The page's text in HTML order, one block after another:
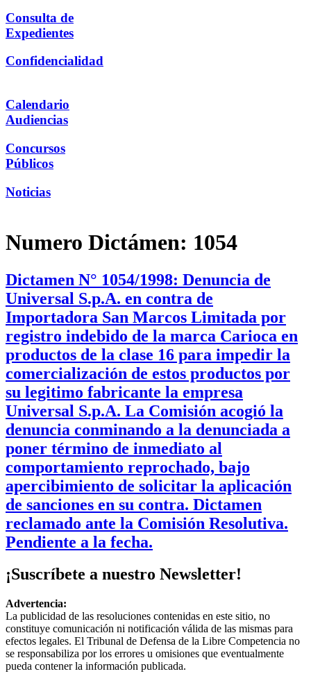
Consulta de
Expedientes
Confidencialidad
Calendario
Audiencias
Concursos
Públicos
Noticias
Numero Dictámen: 1054
Dictamen N° 1054/1998: Denuncia de
Universal S.p.A. en contra de
Importadora San Marcos Limitada por
registro indebido de la marca Carioca en
productos de la clase 16 para impedir la
comercialización de estos productos por
su legitimo fabricante la empresa
Universal S.p.A. La Comisión acogió la
denuncia conminando a la denunciada a
poner término de inmediato al
comportamiento reprochado, bajo
apercibimiento de solicitar la aplicación
de sanciones en su contra. Dictamen
reclamado ante la Comisión Resolutiva.
Pendiente a la fecha.
¡Suscríbete a nuestro Newsletter!
Advertencia:
La publicidad de las resoluciones contenidas en este sitio, no
constituye comunicación ni notificación válida de las mismas para
efectos legales. El Tribunal de Defensa de la Libre Competencia no
se responsabiliza por los errores u omisiones que eventualmente
pueda contener la información publicada.